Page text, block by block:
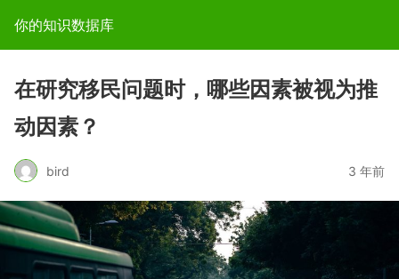
你的知识数据库
在研究移民问题时，哪些因素被视为推
动因素？
bird 3 年前